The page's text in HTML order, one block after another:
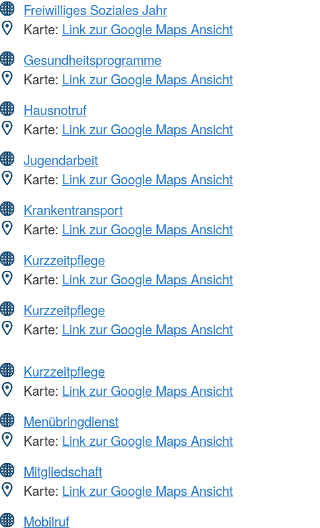
Freiwilliges Soziales Jahr
Karte: Link zur Google Maps Ansicht
Gesundheitsprogramme
Karte: Link zur Google Maps Ansicht
Hausnotruf
Karte: Link zur Google Maps Ansicht
Jugendarbeit
Karte: Link zur Google Maps Ansicht
Krankentransport
Karte: Link zur Google Maps Ansicht
Kurzzeitpflege
Karte: Link zur Google Maps Ansicht
Kurzzeitpflege
Karte: Link zur Google Maps Ansicht
Kurzzeitpflege
Karte: Link zur Google Maps Ansicht
Menübringdienst
Karte: Link zur Google Maps Ansicht
Mitgliedschaft
Karte: Link zur Google Maps Ansicht
Mobilruf